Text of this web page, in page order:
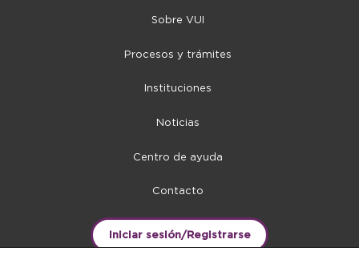
Sobre VUI
Procesos y trámites
Instituciones
Noticias
Centro de ayuda
Contacto
Iniciar sesión/Registrarse